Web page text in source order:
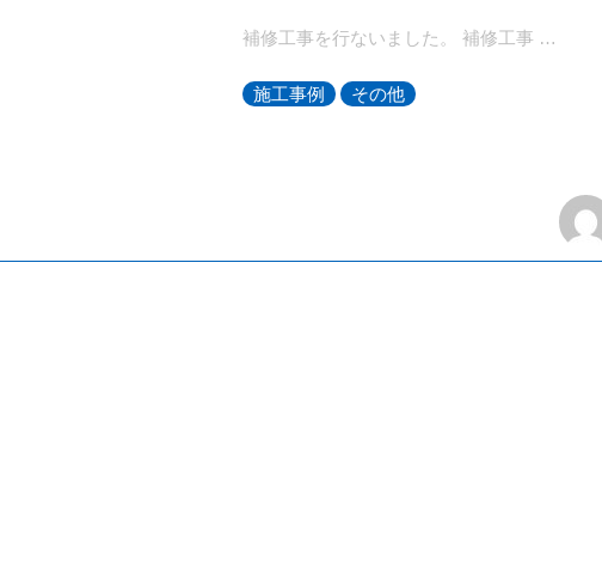
補修工事を行ないました。 補修工事 …
施工事例 その他